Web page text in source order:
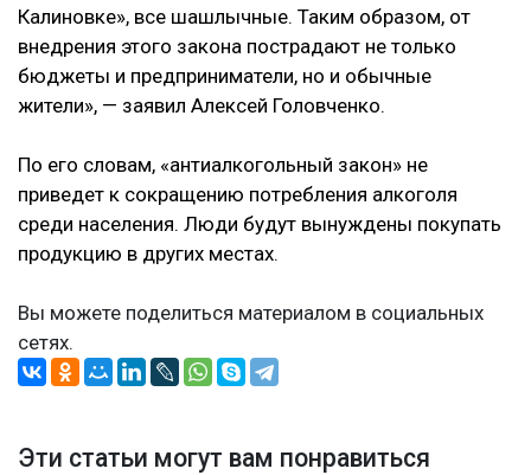
Калиновке», все шашлычные. Таким образом, от
внедрения этого закона пострадают не только
бюджеты и предприниматели, но и обычные
жители», — заявил Алексей Головченко.
По его словам, «антиалкогольный закон» не
приведет к сокращению потребления алкоголя
среди населения. Люди будут вынуждены покупать
продукцию в других местах.
Вы можете поделиться материалом в социальных
сетях.
Эти статьи могут вам понравиться